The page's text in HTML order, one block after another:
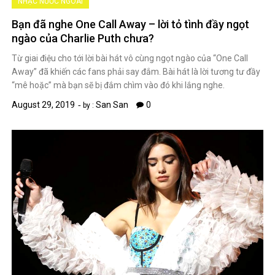
Bạn đã nghe One Call Away – lời tỏ tình đầy ngọt
ngào của Charlie Puth chưa?
Từ giai điệu cho tới lời bài hát vô cùng ngọt ngào của “One Call
Away” đã khiến các fans phải say đắm. Bài hát là lời tương tư đầy
“mê hoặc” mà bạn sẽ bị đắm chìm vào đó khi lắng nghe.
August 29, 2019
by :San San 0